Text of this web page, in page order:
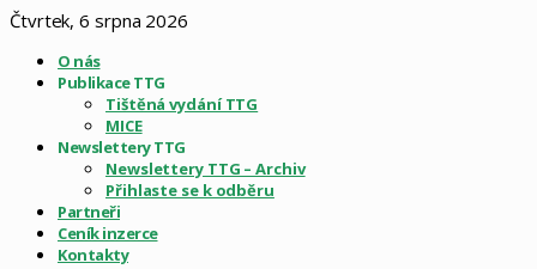
Čtvrtek, 6 srpna 2026
O nás
Publikace TTG
Tištěná vydání TTG
MICE
Newslettery TTG
Newslettery TTG – Archiv
Přihlaste se k odběru
Partneři
Ceník inzerce
Kontakty